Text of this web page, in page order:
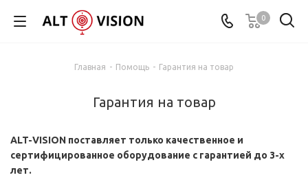
0
Главная - Помощь - Гарантия на товар
Гарантия на товар
ALT-VISION поставляет только качественное и
сертифицированное оборудование с гарантией до 3-х
лет.